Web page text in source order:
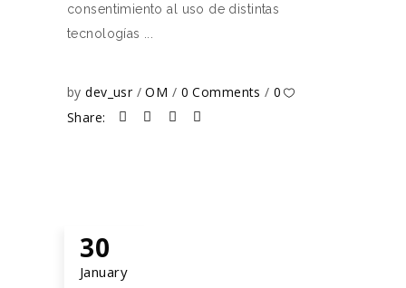
consentimiento al uso de distintas
tecnologías
bydev_usr OM 0 Comments 0
Share:
30
January